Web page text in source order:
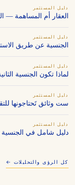
دليل المستثمر
العقار أم المساهمة —
دليل المستثمر
الجنسية عن طريق
دليل المستثمر
لماذا تكون الجنسية
دليل المستثمر
ست وثائق تَحتاجونها
دليل المستثمر
دليل شامل في الجنسية
كل الرؤى والتحليلات ←